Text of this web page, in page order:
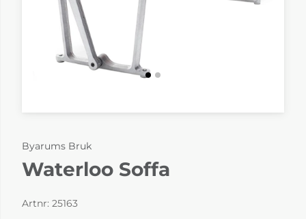
Byarums Bruk
Waterloo Soffa
Artnr: 25163